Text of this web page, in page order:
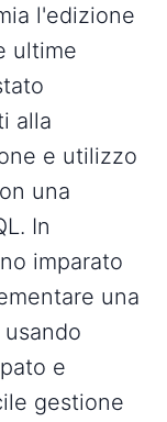
l'edizione
ultime
alla
e utilizzo
una
In
imparato
una
e
gestione